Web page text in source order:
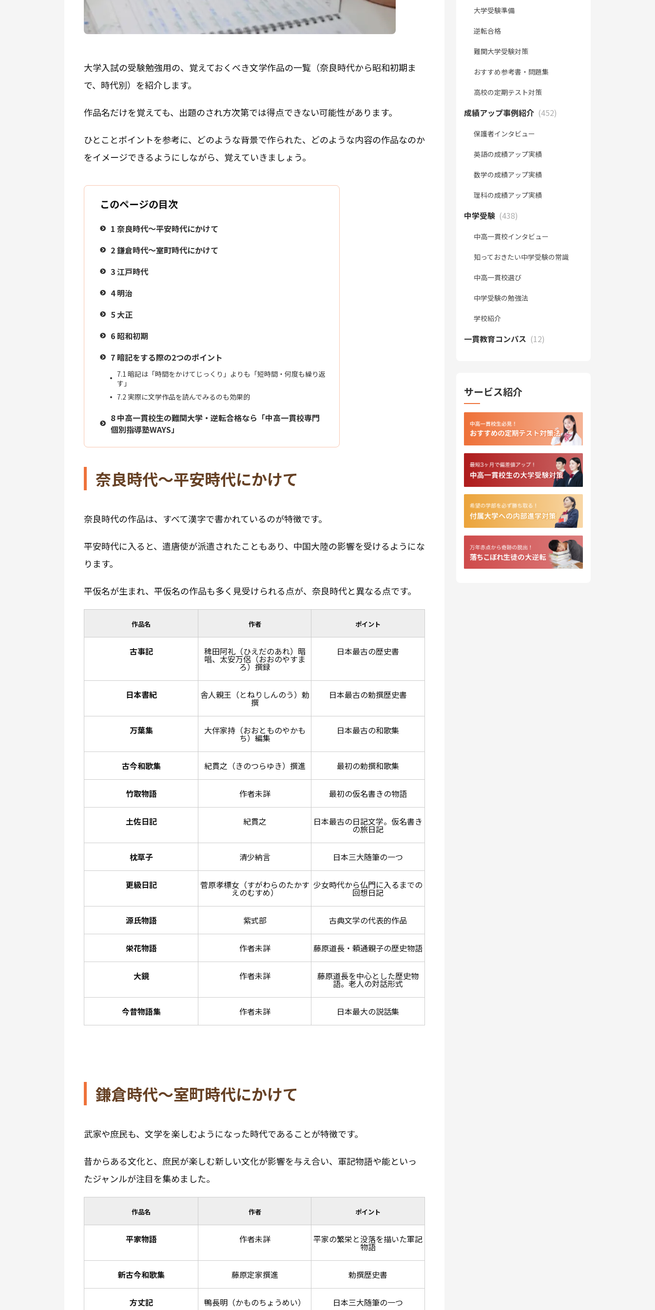
大学入試の受験勉強用の、覚えておくべき文学作品の一覧（奈良時代から昭和初期ま
で、時代別）を紹介します。
作品名だけを覚えても、出題のされ方次第では得点できない可能性があります。
ひとことポイントを参考に、どのような背景で作られた、どのような内容の作品なのか
をイメージできるようにしながら、覚えていきましょう。
このページの目次
1 奈良時代〜平安時代にかけて
2鎌倉時代〜室町時代にかけて
3江戸時代
4明治
5 大正
6 昭和初期
7 暗記をする際の2つのポイント
7.1 暗記は「時間をかけてじっくり」よりも「短時間・何度も繰り返
す」
7.2 実際に文学作品を読んでみるのも効果的
8中高一貫校生の難関大学・逆転合格なら「中高一貫校専門
個別指導塾WAYS」
奈良時代〜平安時代にかけて
奈良時代の作品は、すべて漢字で書かれているのが特徴です。
平安時代に入ると、遣唐使が派遣されたこともあり、中国大陸の影響を受けるようにな
ります。
平仮名が生まれ、平仮名の作品も多く見受けられる点が、奈良時代と異なる点です。
作品名 作者 ポイント
古事記 稗田阿礼（ひえだのあれ）暗
唱、太安万侶（おおのやすま
ろ）撰録
日本最古の歴史書
日本書紀 舎人親王（とねりしんのう）勅
撰
日本最古の勅撰歴史書
万葉集 大伴家持（おおとものやかも
ち）編集
日本最古の和歌集
古今和歌集 紀貫之（きのつらゆき）撰進 最初の勅撰和歌集
竹取物語 作者未詳 最初の仮名書きの物語
土佐日記 紀貫之 日本最古の日記文学。仮名書き
の旅日記
枕草子 清少納言 日本三大随筆の一つ
更級日記 菅原孝標女（すがわらのたかす
えのむすめ）
少女時代から仏門に入るまでの
回想日記
源氏物語 紫式部 古典文学の代表的作品
栄花物語 作者未詳 藤原道長・頼通親子の歴史物語
大鏡 作者未詳 藤原道長を中心とした歴史物
語。老人の対話形式
今昔物語集 作者未詳 日本最大の説話集
鎌倉時代〜室町時代にかけて
武家や庶民も、文学を楽しむようになった時代であることが特徴です。
昔からある文化と、庶民が楽しむ新しい文化が影響を与え合い、軍記物語や能といっ
たジャンルが注目を集めました。
作品名 作者 ポイント
平家物語 作者未詳 平家の繁栄と没落を描いた軍記
物語
新古今和歌集 藤原定家撰進 勅撰歴史書
方丈記 鴨長明（かものちょうめい） 日本三大随筆の一つ
大学受験準備
逆転合格
難関大学受験対策
おすすめ参考書・問題集
高校の定期テスト対策
成績アップ事例紹介 (452)
保護者インタビュー
英語の成績アップ実績
数学の成績アップ実績
理科の成績アップ実績
中学受験 (438)
中高一貫校インタビュー
知っておきたい中学受験の常識
中高一貫校選び
中学受験の勉強法
学校紹介
一貫教育コンパス (12)
サービス紹介